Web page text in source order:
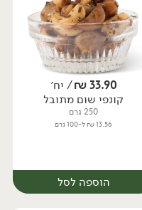
יח׳
33.90
₪/ יח׳
קונפי שום מתובל
250 גרם
13.56 ₪ ל-100 גרם
הוספה לסל